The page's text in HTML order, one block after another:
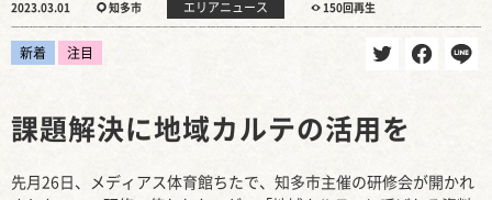
2023.03.01 知多市 エリアニュース 150回再生
新着 注目
課題解決に地域カルテの活用を
先月26日、メディアス体育館ちたで、知多市主催の研修会が開かれ